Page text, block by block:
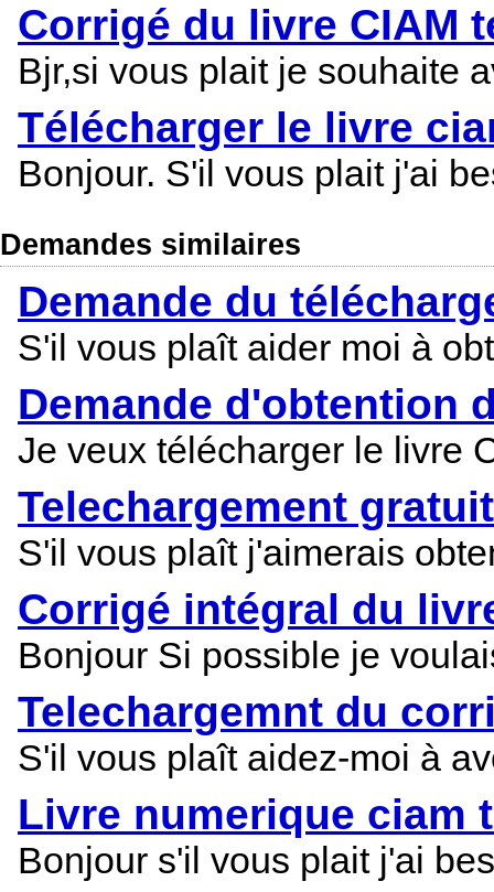
Corrigé du livre CIAM
Bjr,si vous plait je souhaite
Télécharger le livre
Bonjour. S'il vous plait j'ai
Demandes similaires
Demande du
S'il vous plaît aider moi à
Demande d'obtention
Je veux télécharger le livre
Telechargement
S'il vous plaît j'aimerais
Corrigé intégral du
Bonjour Si possible je
Telechargemnt du
S'il vous plaît aidez-moi à
Livre numerique ciam
Bonjour s'il vous plait j'ai